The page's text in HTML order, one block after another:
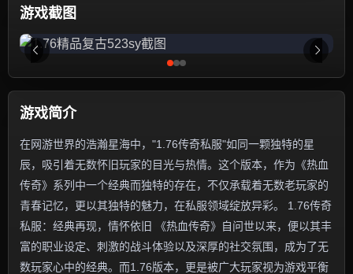
游戏截图
游戏简介
在网游世界的浩瀚星海中，"1.76传奇私服"如同一颗独特的星
辰，吸引着无数怀旧玩家的目光与热情。这个版本，作为《热血
传奇》系列中一个经典而独特的存在，不仅承载着无数老玩家的
青春记忆，更以其独特的魅力，在私服领域绽放异彩。 1.76传奇
私服：经典再现，情怀依旧 《热血传奇》自问世以来，便以其丰
富的职业设定、刺激的战斗体验以及深厚的社交氛围，成为了无
数玩家心中的经典。而1.76版本，更是被广大玩家视为游戏平衡